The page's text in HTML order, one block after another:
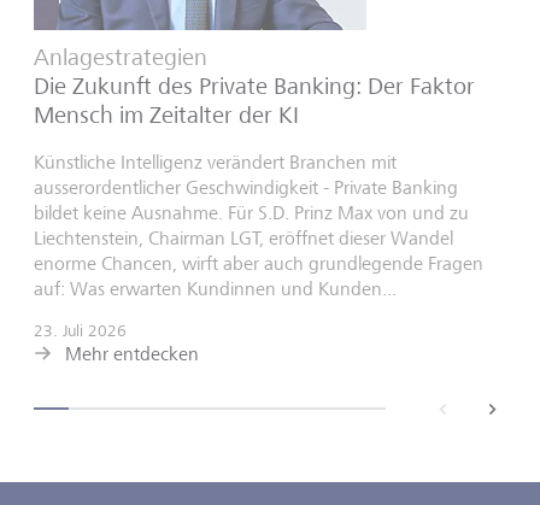
Anlagestrategien
Die Zukunft des Private Banking: Der Faktor
Mensch im Zeitalter der KI
Künstliche Intelligenz verändert Branchen mit
ausserordentlicher Geschwindigkeit - Private Banking
bildet keine Ausnahme. Für S.D. Prinz Max von und zu
Liechtenstein, Chairman LGT, eröffnet dieser Wandel
enorme Chancen, wirft aber auch grundlegende Fragen
auf: Was erwarten Kundinnen und Kunden...
23. Juli 2026
Mehr entdecken
next